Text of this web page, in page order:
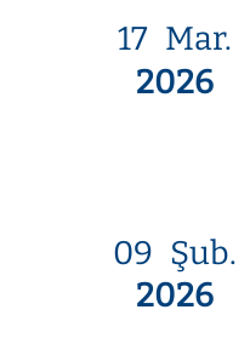
17 Mar.
2026
09 Şub.
2026